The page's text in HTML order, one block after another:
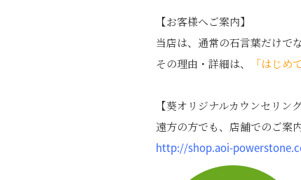
【お客様へご案内】
当店は、通常の石言葉だけで
その理由・詳細は、
「はじめ
【葵オリジナルカウンセリン
遠方の方でも、店舗でのご案
http://shop.aoi-